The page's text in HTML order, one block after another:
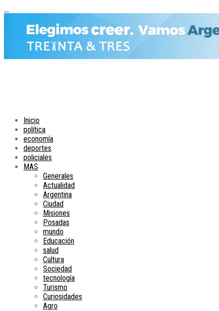
Inicio
política
economía
deportes
policiales
MAS
Generales
Actualidad
Argentina
Ciudad
Misiones
Posadas
mundo
Educación
salud
Cultura
Sociedad
tecnología
Turismo
Curiosidades
Agro